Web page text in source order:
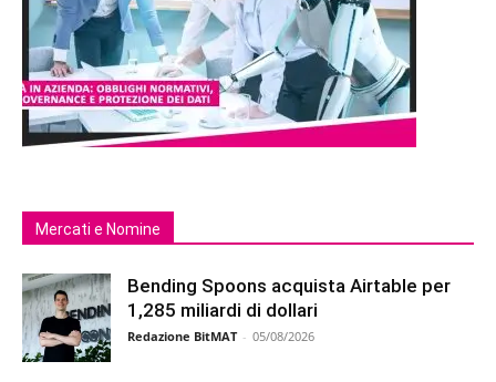
Mercati e Nomine
Bending Spoons acquista Airtable per
1,285 miliardi di dollari
Redazione BitMAT - 05/08/2026